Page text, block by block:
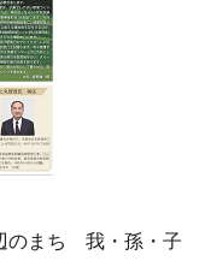
まち 我・孫・子